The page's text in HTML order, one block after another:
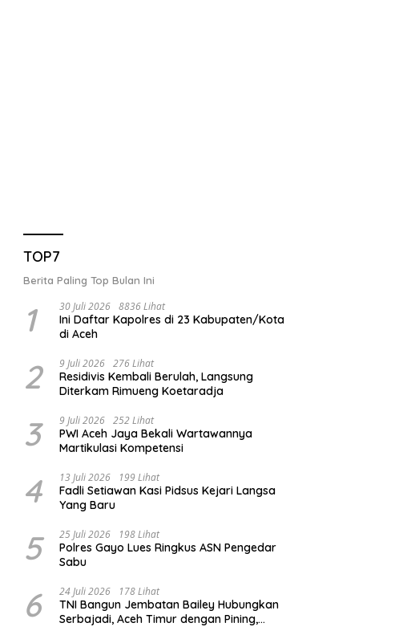
TOP7
Berita Paling Top Bulan Ini
1 30 Juli 2026 8836 Lihat
Ini Daftar Kapolres di 23 Kabupaten/Kota
di Aceh
2 9 Juli 2026 276 Lihat
Residivis Kembali Berulah, Langsung
Diterkam Rimueng Koetaradja
3 9 Juli 2026 252 Lihat
PWI Aceh Jaya Bekali Wartawannya
Martikulasi Kompetensi
4 13 Juli 2026 199 Lihat
Fadli Setiawan Kasi Pidsus Kejari Langsa
Yang Baru
5 25 Juli 2026 198 Lihat
Polres Gayo Lues Ringkus ASN Pengedar
Sabu
6 24 Juli 2026 178 Lihat
TNI Bangun Jembatan Bailey Hubungkan
Serbajadi, Aceh Timur dengan Pining,